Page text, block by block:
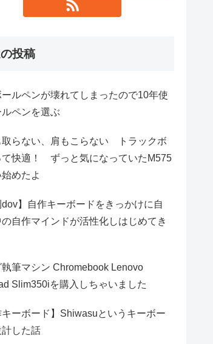
投稿
ルペンが壊れてしまったので10年使
ルペンを選ぶ
取らない、肩もこらない トラックボ
て快適！ ずっと気になっていたM575
めたよ
dov】自作キーボードをきっかけに自
自作マインドが活性化しはじめてき
執筆マシン Chromebook Lenovo
Slim350iを購入しちゃいました
キーボード】Shiwasuというキーボー
計した話